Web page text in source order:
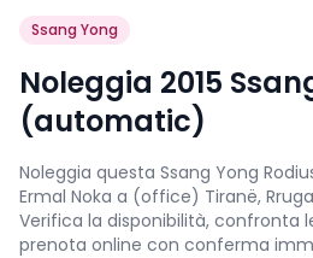
Ssang Yong
Noleggia 2015
(automatic)
Noleggia questa Ssang Yong
Ermal Noka a (office) Tiranë,
Verifica la disponibilità, confronta
prenota online con conferma